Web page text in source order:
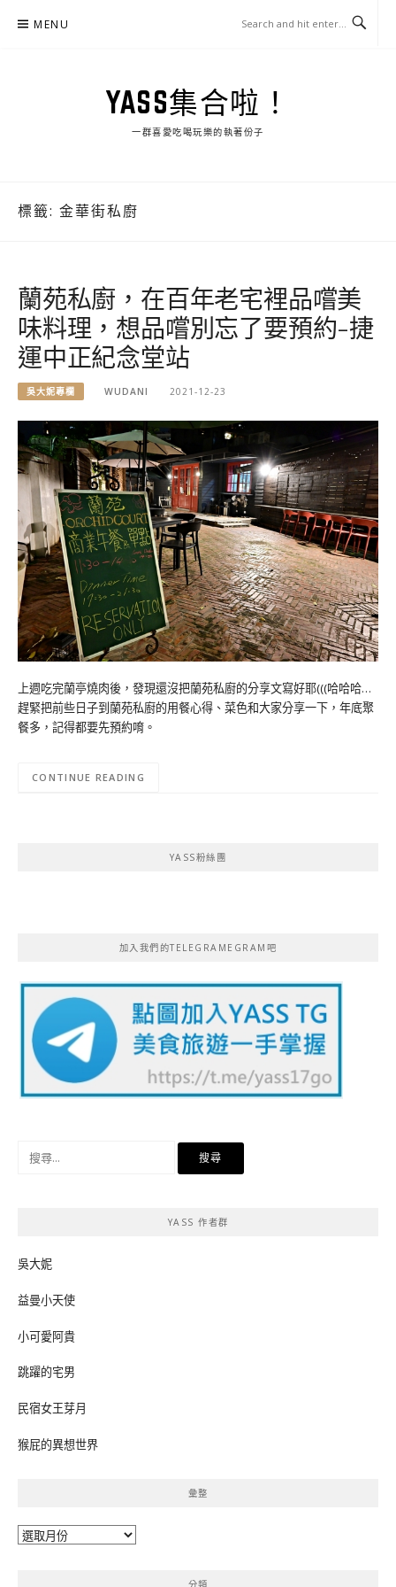
MENU
YASS集合啦！
一群喜愛吃喝玩樂的執著份子
標籤: 金華街私廚
蘭苑私廚，在百年老宅裡品嚐美
味料理，想品嚐別忘了要預約-捷
運中正紀念堂站
吳大妮專欄 WUDANI 2021-12-23
上週吃完蘭亭燒肉後，發現還沒把蘭苑私廚的分享文寫好耶(((哈哈哈…
趕緊把前些日子到蘭苑私廚的用餐心得、菜色和大家分享一下，年底聚
餐多，記得都要先預約唷。
CONTINUE READING
YASS粉絲團
加入我們的TELEGRAMEGRAM吧
YASS 作者群
吳大妮
益曼小天使
小可愛阿貴
跳躍的宅男
民宿女王芽月
猴屁的異想世界
彙整
彙
分類